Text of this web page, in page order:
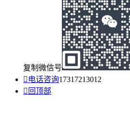
复制微信号
 电话咨询17317213012
 回顶部